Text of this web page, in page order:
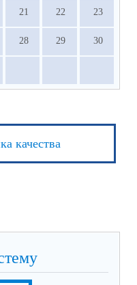
21 22 23
28 29 30
качества